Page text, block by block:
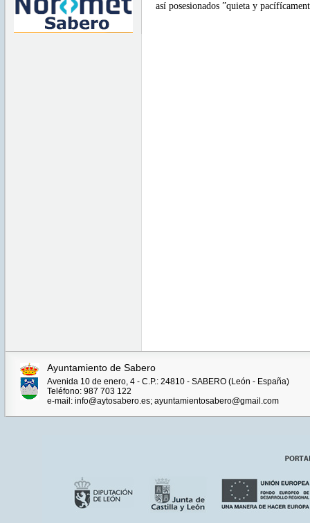
así posesionados ”quieta y
Ayuntamiento de Sabero
Avenida 10 de enero, 4 - C.P.: 24810 - SABERO (León - España)
Teléfono: 987 703 122
e-mail: info@aytosabero.es; ayuntamientosabero@gmail.com